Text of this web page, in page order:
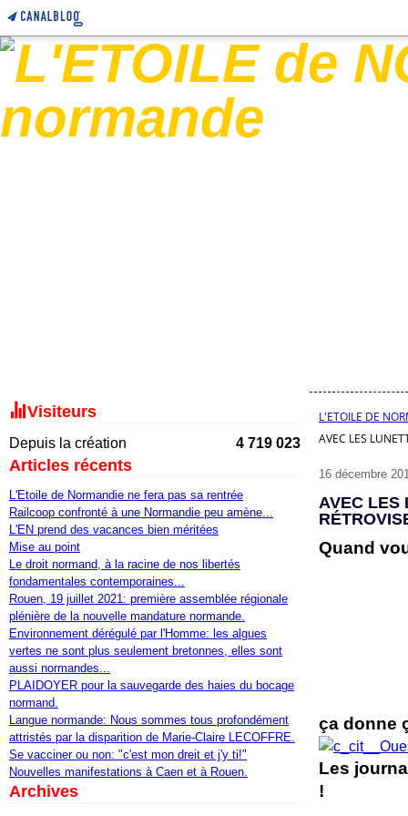
Visiteurs
Depuis la création 4 719 023
Articles récents
L'Etoile de Normandie ne fera pas sa rentrée
Railcoop confronté à une Normandie peu amène...
L'EN prend des vacances bien méritées
Mise au point
Le droit normand, à la racine de nos libertés
fondamentales contemporaines...
Rouen, 19 juillet 2021: première assemblée régionale
plénière de la nouvelle mandature normande.
Environnement dérégulé par l'Homme: les algues
vertes ne sont plus seulement bretonnes, elles sont
aussi normandes...
PLAIDOYER pour la sauvegarde des haies du bocage
normand.
Langue normande: Nous sommes tous profondément
attristés par la disparition de Marie-Claire LECOFFRE.
Se vacciner ou non: "c'est mon dreit et j'y ti!"
Nouvelles manifestations à Caen et à Rouen.
Archives
L'ETOILE DE
AVEC LES
16 décembre
AVEC LES
Quand
ça donne
Les
!